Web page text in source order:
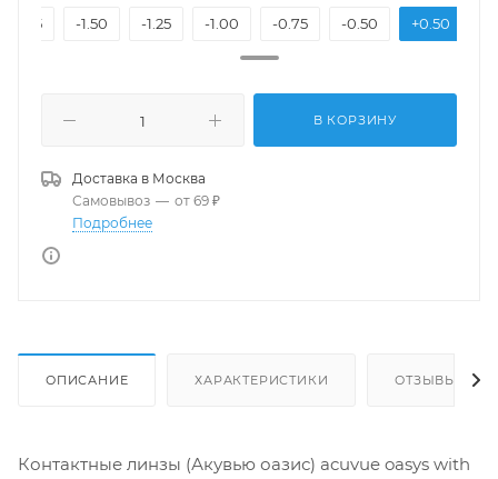
-1.75
-1.50 -1.25 -1.00 -0.75 -0.50 +0.50
В КОРЗИНУ
Доставка в Москва
Самовывоз — от 69 ₽
Подробнее
ОПИСАНИЕ ХАРАКТЕРИСТИКИ ОТЗЫВЫ(1)
Контактные линзы (Акувью оазис) acuvue oasys with